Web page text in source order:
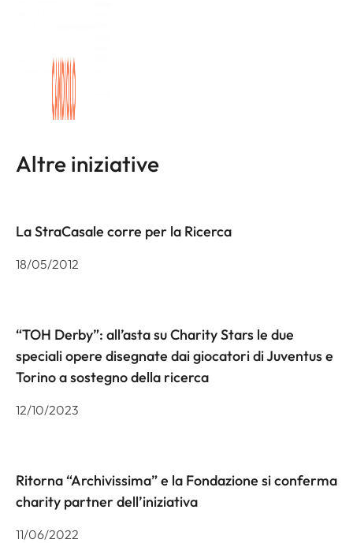
Altre iniziative
La StraCasale corre per la Ricerca
18/05/2012
“TOH Derby”: all’asta su Charity Stars le due
speciali opere disegnate dai giocatori di Juventus e
Torino a sostegno della ricerca
12/10/2023
Ritorna “Archivissima” e la Fondazione si conferma
charity partner dell’iniziativa
11/06/2022